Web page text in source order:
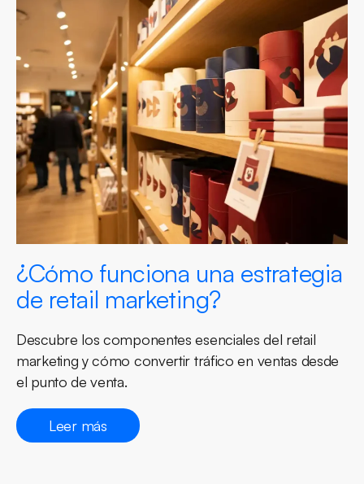
¿Cómo funciona una estrategia
de retail marketing?
Descubre los componentes esenciales del retail
marketing y cómo convertir tráfico en ventas desde
el punto de venta.
Leer más